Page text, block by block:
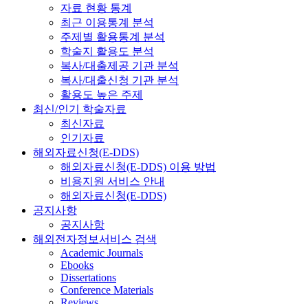
자료 현황 통계
최근 이용통계 분석
주제별 활용통계 분석
학술지 활용도 분석
복사/대출제공 기관 분석
복사/대출신청 기관 분석
활용도 높은 주제
최신/인기 학술자료
최신자료
인기자료
해외자료신청(E-DDS)
해외자료신청(E-DDS) 이용 방법
비용지원 서비스 안내
해외자료신청(E-DDS)
공지사항
공지사항
해외전자정보서비스 검색
Academic Journals
Ebooks
Dissertations
Conference Materials